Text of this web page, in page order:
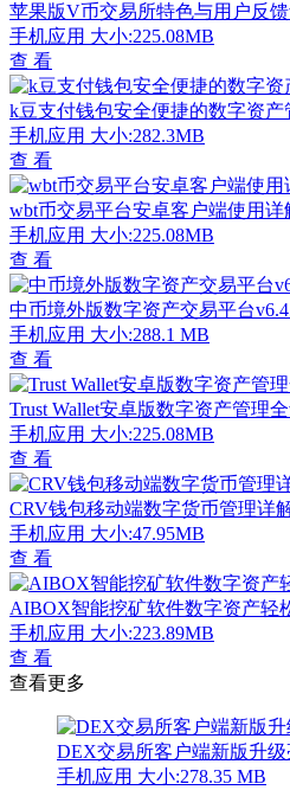
苹果版V币交易所特色与用户反馈
手机应用 大小:225.08MB
查 看
k豆支付钱包安全便捷的数字资产
手机应用 大小:282.3MB
查 看
wbt币交易平台安卓客户端使用详
手机应用 大小:225.08MB
查 看
中币境外版数字资产交易平台
手机应用 大小:288.1 MB
查 看
Trust Wallet安卓版数字资产管理
手机应用 大小:225.08MB
查 看
CRV钱包移动端数字货币管理详
手机应用 大小:47.95MB
查 看
AIBOX智能挖矿软件数字资产轻
手机应用 大小:223.89MB
查 看
查看更多
DEX交易所客户端新版升级
手机应用 大小:278.35 MB